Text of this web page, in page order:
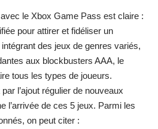
le Xbox Game Pass est claire :
pour attirer et fidéliser un
des jeux de genres variés,
aux blockbusters AAA, le
tous les types de joueurs.
l’ajout régulier de nouveaux
l’arrivée de ces 5 jeux. Parmi les
on peut citer :